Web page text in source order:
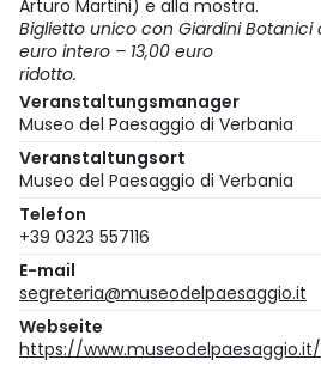
Arturo Martini) e alla mostra.
Biglietto unico con Giardini Botanici
euro intero – 13,00 euro
ridotto.
Veranstaltungsmanager
Museo del Paesaggio di Verbania
Veranstaltungsort
Museo del Paesaggio di Verbania
Telefon
+39 0323 557116
E-mail
segreteria@museodelpaesaggio.it
Webseite
https://www.museodelpaesaggio.it/